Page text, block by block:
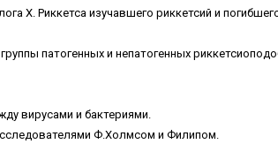
Х. Риккетса изучавшего риккетсий и
патогенных и непатогенных
вирусами и бактериями.
Ф.Холмсом и Филипом.